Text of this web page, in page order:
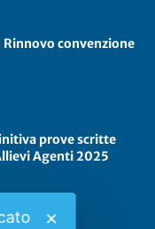
convenzione
prove scritte
Agenti 2025
✕